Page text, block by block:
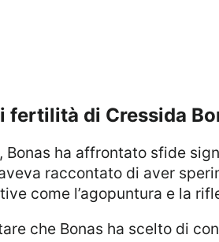
fertilità di Cressida
Bonas ha affrontato sfide
raccontato di aver
come l’agopuntura e la
che Bonas ha scelto di